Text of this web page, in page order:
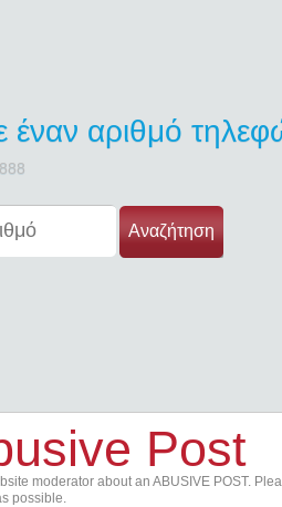
έναν αριθμό
Αναζήτηση
Post
moderator about an ABUSIVE POST.
possible.